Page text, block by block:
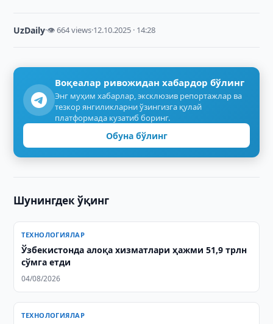
UzDaily·👁 664 views·12.10.2025 · 14:28
Воқеалар ривожидан хабардор бўлинг
Энг муҳим хабарлар, эксклюзив репортажлар ва
тезкор янгиликларни ўзингизга қулай
платформада кузатиб боринг.
Обуна бўлинг
Шунингдек ўқинг
ТЕХНОЛОГИЯЛАР
Ўзбекистонда алоқа хизматлари ҳажми 51,9 трлн
сўмга етди
04/08/2026
ТЕХНОЛОГИЯЛАР